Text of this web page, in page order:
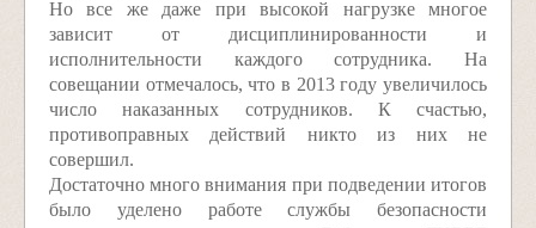
Но все же даже при высокой нагрузке многое
зависит от дисциплинированности и
исполнительности каждого сотрудника. На
совещании отмечалось, что в 2013 году увеличилось
число наказанных сотрудников. К счастью,
противоправных действий никто из них не
совершил.
Достаточно много внимания при подведении итогов
было уделено работе службы безопасности